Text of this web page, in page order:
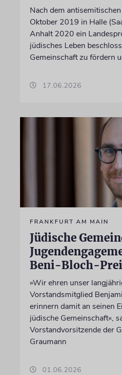
Nach dem
Oktober 2019 in Halle
Anhalt 2020 ein
jüdisches Leben
Gemeinschaft zu fördern
17.06.2026
FRANKFURT AM MAIN
Jüdische
Beni-Bloch-
»Wir ehren unser
Vorstandsmitglied
erinnern damit an seinen
jüdische Gemeinschaft«,
Vorstandvorsitzende der
Graumann
01.06.2026